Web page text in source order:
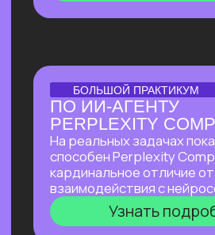
АВТОМАТИЗАЦИИ НА N8N
Расскажем всепро сверхпопулярный
инструмент, бесплатнои без каких-
либо проблем работающий в РФ.
Соберем видео-контент-завод
с помощью n8n и Veo 3, который
в режиме реального времени
создаеттрендовые видео на основе
текстового описания.
Узнать подробнее